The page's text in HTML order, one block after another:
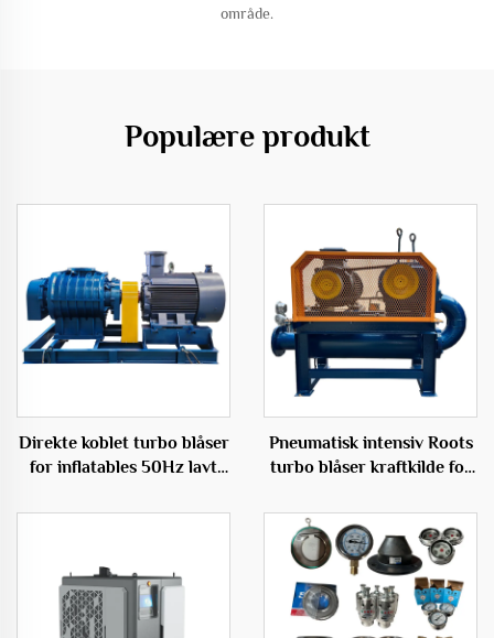
område.
Populære produkt
Direkte koblet turbo blåser
for inflatables 50Hz lavt
Pneumatisk intensiv Roots
turbo blåser kraftkilde for